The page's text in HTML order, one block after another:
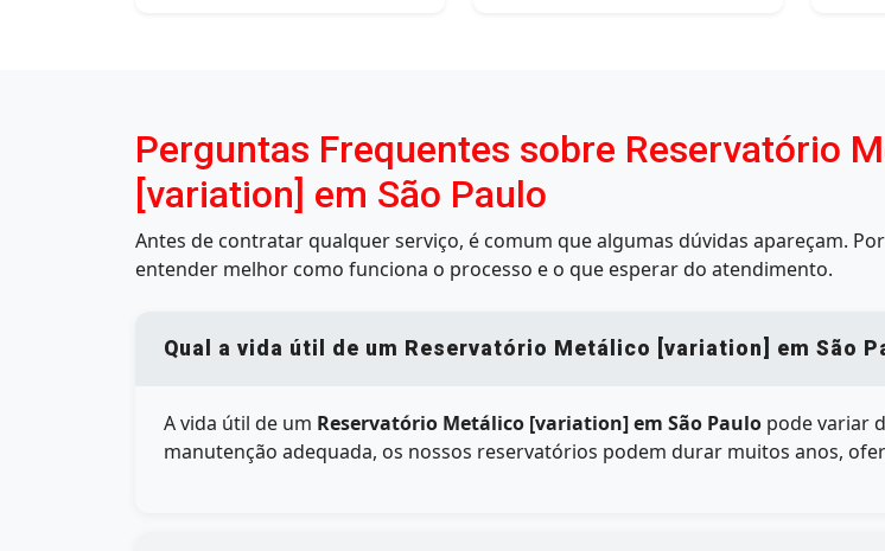
Perguntas Frequentes sobre Reservatório
[variation] em São Paulo
Antes de contratar qualquer serviço, é comum que algumas dúvidas apareçam.
entender melhor como funciona o processo e o que esperar do atendimento.
Qual a vida útil de um Reservatório Metálico [variation] em São
A vida útil de um Reservatório Metálico [variation] em São Paulo pode variar
manutenção adequada, os nossos reservatórios podem durar muitos anos,